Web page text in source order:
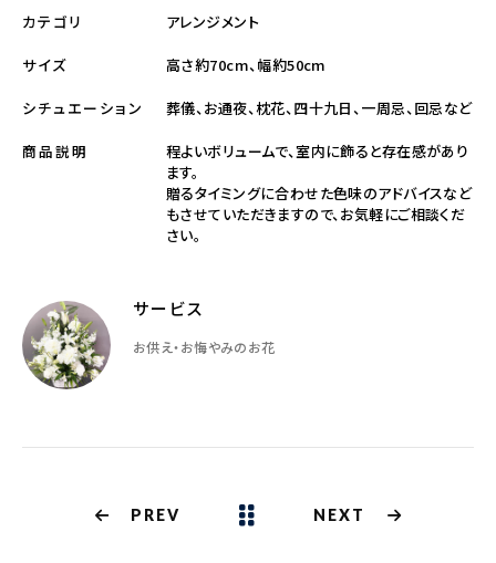
カテゴリ アレンジメント
サイズ 高さ約70cm、幅約50cm
シチュエーション 葬儀、お通夜、枕花、四十九日、一周忌、回忌など
商品説明
程よいボリュームで、室内に飾ると存在感があり
ます。
贈るタイミングに合わせた色味のアドバイスなど
もさせていただきますので、お気軽にご相談くだ
さい。
サービス
お供え・お悔やみのお花
PREV NEXT